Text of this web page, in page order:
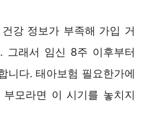
강 정보가 부족해 가입 거
그래서 임신 8주 이후부터
니다. 태아보험 필요한가에
모라면 이 시기를 놓치지